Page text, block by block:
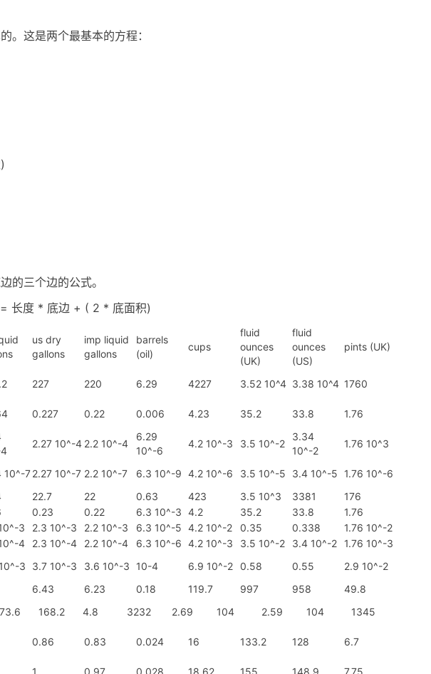
。这是两个最基本的方程：
的三个边的公式。
长度 * 底边 + ( 2 * 底面积)
us dry
gallons
imp liquid
gallons
barrels
(oil)
cups
fluid
ounces
(UK)
fluid
ounces
(US)
pints (UK)
227 220 6.29 4227 3.52 10^4 3.38 10^4 1760
0.227 0.22 0.006 4.23 35.2 33.8
1.76
2.27 10^-4 2.2 10^-4
6.29
10^-6
4.2 10^-3 3.5 10^-2
3.34
10^-2
1.76 10^3
10^-72.27 10^-7 2.2 10^-7 6.3 10^-9 4.2 10^-6 3.5 10^-5 3.4 10^-5
1.76 10^-6
22.7 22 0.63 423 3.5 10^3 3381
176
0.23 0.22 6.3 10^-3 4.2 35.2 33.8
1.76
3 2.3 10^-3 2.2 10^-3 6.3 10^-5 4.2 10^-2 0.35 0.338
1.76 10^-2
4 2.3 10^-4 2.2 10^-4 6.3 10^-6 4.2 10^-3 3.5 10^-2 3.4 10^-2
1.76 10^-3
3 3.7 10^-3 3.6 10^-3 10-4 6.9 10^-2 0.58 0.55
2.9 10^-2
6.43 6.23 0.18 119.7 997 958
49.8
168.2 4.8 3232 2.69 104 2.59 104
1345
0.86 0.83 0.024 16 133.2 128
6.7
1 0.97 0.028 18.62 155 148.9 7.75